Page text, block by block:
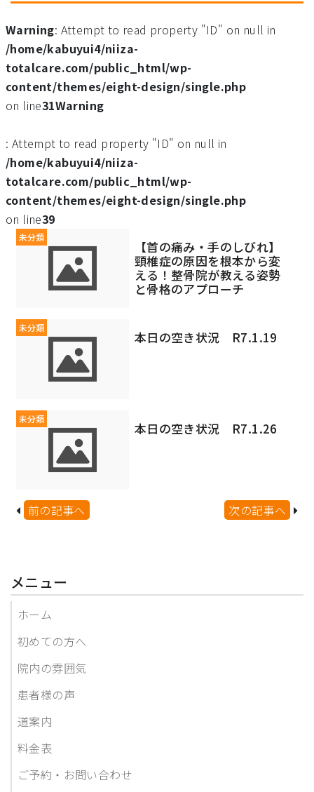
Warning: Attempt to read property "ID" on null in
/home/kabuyui4/niiza-
totalcare.com/public_html/wp-
content/themes/eight-design/single.php
on line31Warning
: Attempt to read property "ID" on null in
/home/kabuyui4/niiza-
totalcare.com/public_html/wp-
content/themes/eight-design/single.php
on line39
未分類
【首の痛み・手のしびれ】
頸椎症の原因を根本から変
える！整骨院が教える姿勢
と骨格のアプローチ
未分類
本日の空き状況 R7.1.19
未分類
本日の空き状況 R7.1.26
前の記事へ 次の記事へ
メニュー
ホーム
初めての方へ
院内の雰囲気
患者様の声
道案内
料金表
ご予約・お問い合わせ